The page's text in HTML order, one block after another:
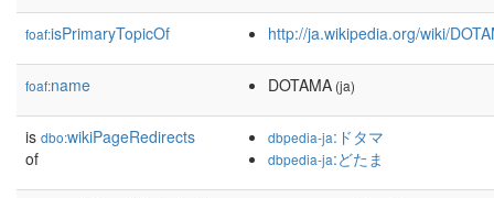
foaf:isPrimaryTopicOf http://ja.wikipedia.org/wiki/
foaf:name DOTAMA (ja)
is dbo:wikiPageRedirects
of
dbpedia-ja:ドタマ
dbpedia-ja:どたま